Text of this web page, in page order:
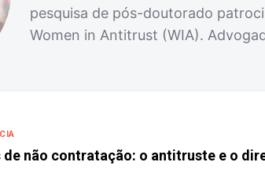
pesquisa de pós-doutorado
Women in Antitrust (WIA).
de não contratação: o antitruste e o